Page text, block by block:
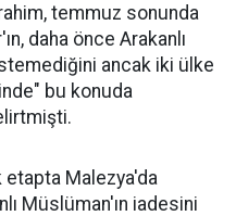
temmuz sonunda
daha önce Arakanlı
ancak iki ülke
bu konuda
etapta Malezya'da
Müslüman'ın iadesini